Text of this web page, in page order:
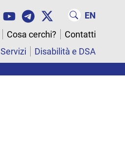
EN
Cosa cerchi?
Contatti
Servizi Disabilità e DSA